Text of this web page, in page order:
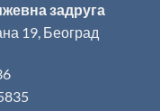
задруга
19, Београд